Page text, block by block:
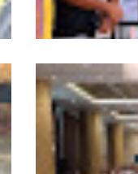
Wagub Aceh
Kunjungi